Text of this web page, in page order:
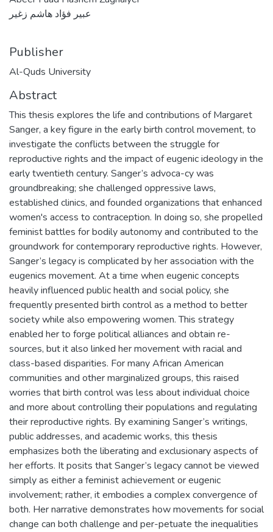
عبير فؤاد هاشم زغير
Publisher
Al-Quds University
Abstract
This thesis explores the life and contributions of Margaret
Sanger, a key figure in the early birth control movement, to
investigate the conflicts between the struggle for
reproductive rights and the impact of eugenic ideology in the
early twentieth century. Sanger’s advoca-cy was
groundbreaking; she challenged oppressive laws,
established clinics, and founded organizations that enhanced
women's access to contraception. In doing so, she propelled
feminist battles for bodily autonomy and contributed to the
groundwork for contemporary reproductive rights. However,
Sanger’s legacy is complicated by her association with the
eugenics movement. At a time when eugenic concepts
heavily influenced public health and social policy, she
frequently presented birth control as a method to better
society while also empowering women. This strategy
enabled her to forge political alliances and obtain re-
sources, but it also linked her movement with racial and
class-based disparities. For many African American
communities and other marginalized groups, this raised
worries that birth control was less about individual choice
and more about controlling their populations and regulating
their reproductive rights. By examining Sanger’s writings,
public addresses, and academic works, this thesis
emphasizes both the liberating and exclusionary aspects of
her efforts. It posits that Sanger’s legacy cannot be viewed
simply as either a feminist achievement or eugenic
involvement; rather, it embodies a complex convergence of
both. Her narrative demonstrates how movements for social
change can both challenge and per-petuate the inequalities